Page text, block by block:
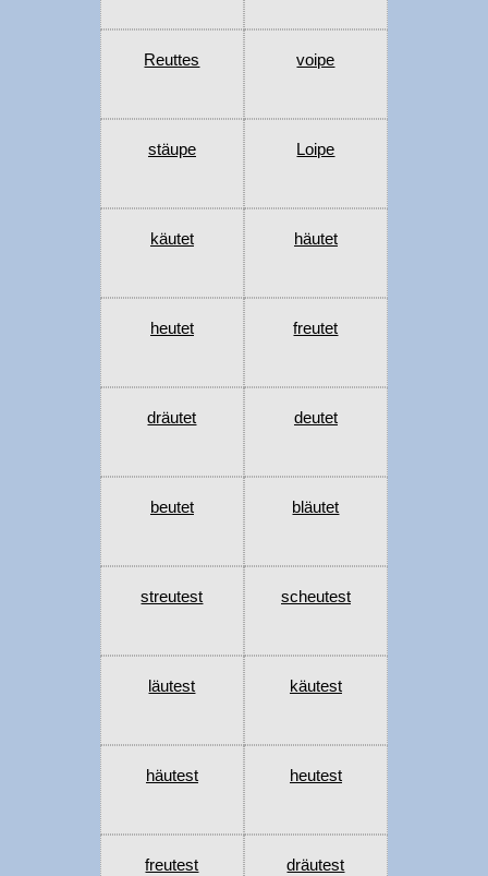
Reuttes voipe
stäupe Loipe
käutet häutet
heutet freutet
dräutet deutet
beutet bläutet
streutest scheutest
läutest käutest
häutest heutest
freutest dräutest